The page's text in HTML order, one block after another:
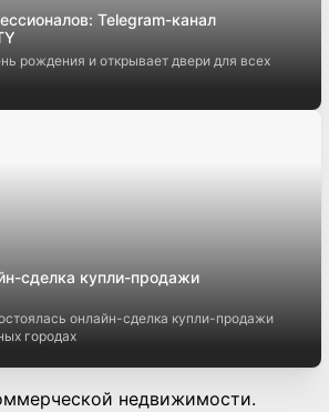
Telegram-канал
рождения и открывает двери для всех
сделка купли-продажи
онлайн-сделка купли-продажи
городах
недвижимости.